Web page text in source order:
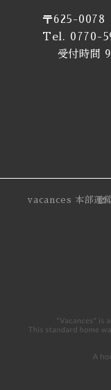
〒625-0078
Tel. 0770-
受付時間
vacances 本部運